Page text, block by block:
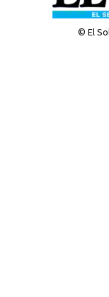
© El